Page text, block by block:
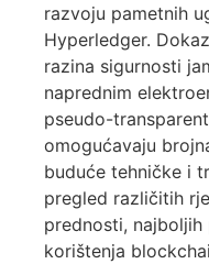
razvoju pametnih
Hyperledger.
razina sigurnosti
naprednim
pseudo-
omogućavaju
buduće tehničke i
pregled različitih
prednosti,
korištenja